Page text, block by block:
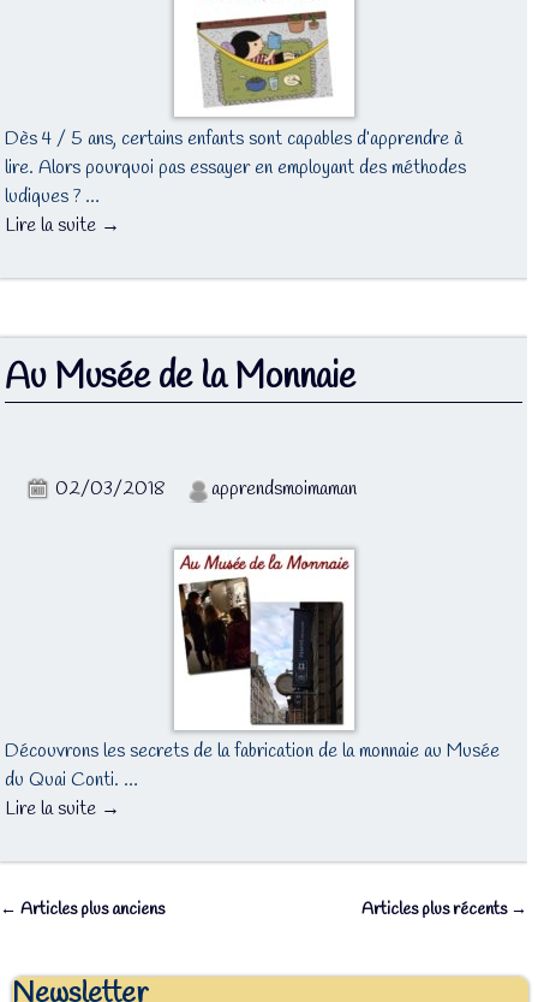
Dès 4 / 5 ans, certains enfants sont capables d’apprendre à
lire. Alors pourquoi pas essayer en employant des méthodes
ludiques ? …
Lire la suite →
Au Musée de la Monnaie
02/03/2018 apprendsmoimaman
Découvrons les secrets de la fabrication de la monnaie au Musée
du Quai Conti. …
Lire la suite →
← Articles plus anciens Articles plus récents →